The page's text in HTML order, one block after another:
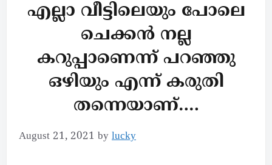
എല്ലാ വീട്ടിലെയും പോലെ
ചെക്കൻ നല്ല
കറുപ്പാണെന്ന് പറഞ്ഞു
ഒഴിയും എന്ന് കരുതി
തന്നെയാണ്….
August 21, 2021 by lucky